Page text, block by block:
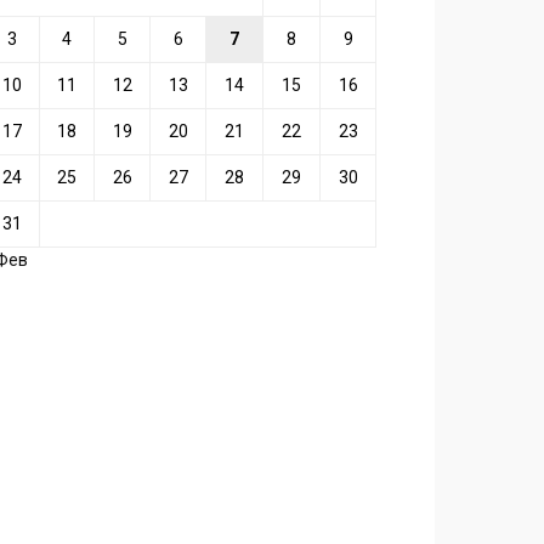
3 4 5 6 7 8 9
10 11 12 13 14 15 16
17 18 19 20 21 22 23
24 25 26 27 28 29 30
31